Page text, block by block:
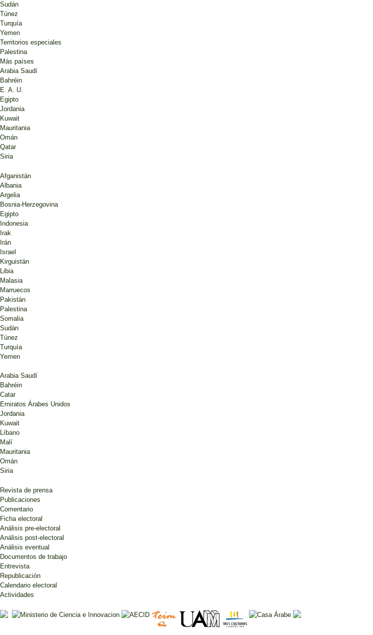
Sudán
Túnez
Turquía
Yemen
Territorios especiales
Palestina
Más países
Arabia Saudí
Bahréin
E. A. U.
Egipto
Jordania
Kuwait
Mauritania
Omán
Qatar
Siria
Afganistán
Albania
Argelia
Bosnia-Herzegovina
Egipto
Indonesia
Irak
Irán
Israel
Kirguistán
Libia
Malasia
Marruecos
Pakistán
Palestina
Somalia
Sudán
Túnez
Turquía
Yemen
Arabia Saudí
Bahréin
Catar
Emiratos Árabes Unidos
Jordania
Kuwait
Líbano
Malí
Mauritania
Omán
Siria
Revista de prensa
Publicaciones
Comentario
Ficha electoral
Análisis pre-electoral
Análisis post-electoral
Análisis eventual
Documentos de trabajo
Entrevista
Republicación
Calendario electoral
Actividades